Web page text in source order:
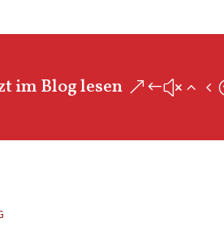
im Blog lesen